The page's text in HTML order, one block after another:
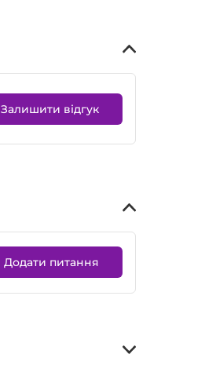
Залишити відгук
Додати питання